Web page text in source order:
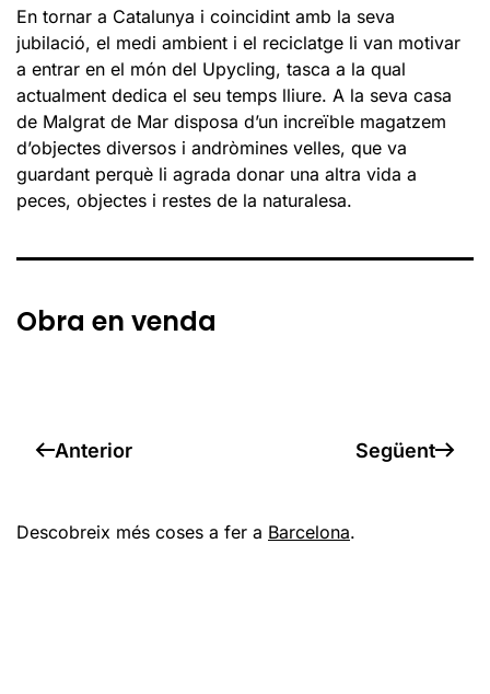
En tornar a Catalunya i coincidint amb la seva
jubilació, el medi ambient i el reciclatge li van motivar
a entrar en el món del Upycling, tasca a la qual
actualment dedica el seu temps lliure. A la seva casa
de Malgrat de Mar disposa d’un increïble magatzem
d’objectes diversos i andròmines velles, que va
guardant perquè li agrada donar una altra vida a
peces, objectes i restes de la naturalesa.
Obra en venda
Anterior Següent
Descobreix més coses a fer a Barcelona.